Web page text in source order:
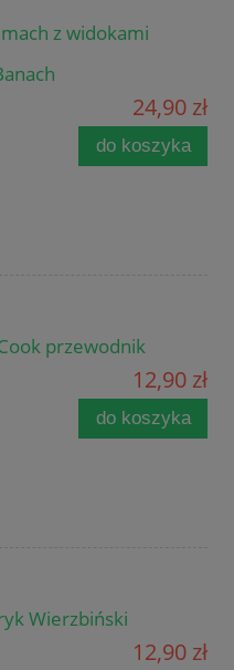
z widokami
24,90 zł
do koszyka
przewodnik
12,90 zł
do koszyka
Wierzbiński
12,90 zł